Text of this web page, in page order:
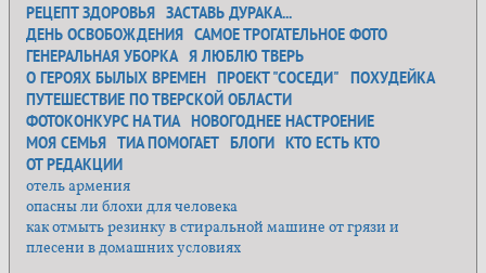
РЕЦЕПТ ЗДОРОВЬЯ ЗАСТАВЬ ДУРАКА...
ДЕНЬ ОСВОБОЖДЕНИЯ САМОЕ ТРОГАТЕЛЬНОЕ ФОТО
ГЕНЕРАЛЬНАЯ УБОРКА Я ЛЮБЛЮ ТВЕРЬ
О ГЕРОЯХ БЫЛЫХ ВРЕМЕН ПРОЕКТ "СОСЕДИ"
ПОХУДЕЙКА
ПУТЕШЕСТВИЕ ПО ТВЕРСКОЙ ОБЛАСТИ
ФОТОКОНКУРС НА ТИА НОВОГОДНЕЕ НАСТРОЕНИЕ
МОЯ СЕМЬЯ ТИА ПОМОГАЕТ БЛОГИ КТО ЕСТЬ КТО
ОТ РЕДАКЦИИ
отель армения
опасны ли блохи для человека
как отмыть резинку в стиральной машине от грязи и
плесени в домашних условиях